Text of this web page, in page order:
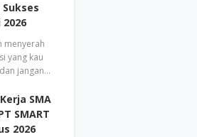
menyerah
yang kau
jangan…
SMA
SMART
2026